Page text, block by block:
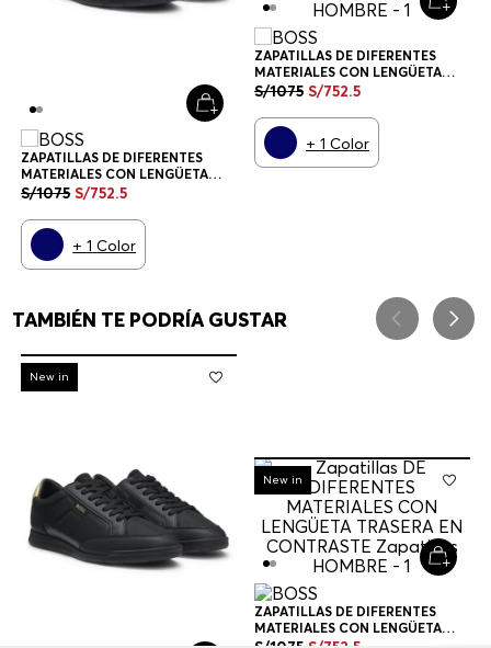
ZAPATILLAS DE DIFERENTES
MATERIALES CON LENGÜETA
TRASERA EN CONTRASTE
S/1075 S/752.5
+1 Color
ZAPATILLAS DE DIFERENTES
MATERIALES CON LENGÜETA
TRASERA EN CONTRASTE
S/1075 S/752.5
+1 Color
TAMBIÉN TE PODRÍA GUSTAR
-30%
New in
-30%
New in
ZAPATILLAS DE DIFERENTES
MATERIALES CON LENGÜETA